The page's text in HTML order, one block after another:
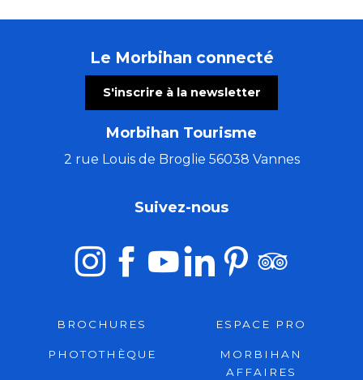
Le Morbihan connecté
S'inscrire à la newsletter
Morbihan Tourisme
2 rue Louis de Broglie 56038 Vannes
Suivez-nous
BROCHURES ESPACE PRO
PHOTOTHÈQUE
MORBIHAN
AFFAIRES